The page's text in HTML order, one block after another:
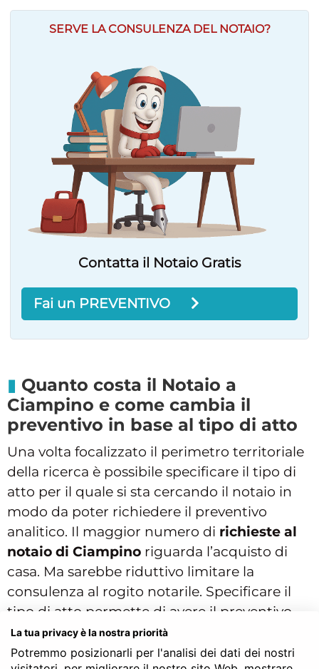
SERVE LA CONSULENZA DEL NOTAIO?
Contatta il Notaio Gratis
Fai un PREVENTIVO
Quanto costa il Notaio a
Ciampino e come cambia il
preventivo in base al tipo di atto
Una volta focalizzato il perimetro territoriale
della ricerca è possibile specificare il tipo di
atto per il quale si sta cercando il notaio in
modo da poter richiedere il preventivo
analitico. Il maggior numero di richieste al
notaio di Ciampino riguarda l’acquisto di
casa. Ma sarebbe riduttivo limitare la
consulenza al rogito notarile. Specificare il
tipo di atto permette di avere il preventivo
del notaio su misura per il proprio caso
specifico. Nella zona intorno a Ciampino e
La tua privacy è la nostra priorità
Potremmo posizionarli per l'analisi dei dati dei nostri